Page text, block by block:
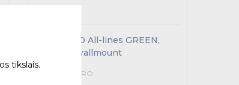
Prolaser 3D All-lines GREEN,
IP65, w/o wallmount
883HG - KAPRO
tikslais.